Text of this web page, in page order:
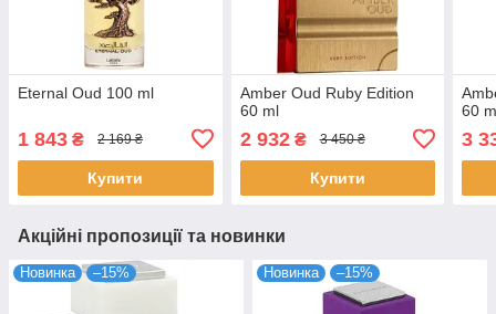
Eternal Oud 100 ml
1 843 ₴ 2 169 ₴
Купити
Amber Oud Ruby Edition
60 ml
2 932₴ 3 450 ₴
Купити
60
3
Акційні пропозиції та новинки
Новинка –15% Новинка –15%